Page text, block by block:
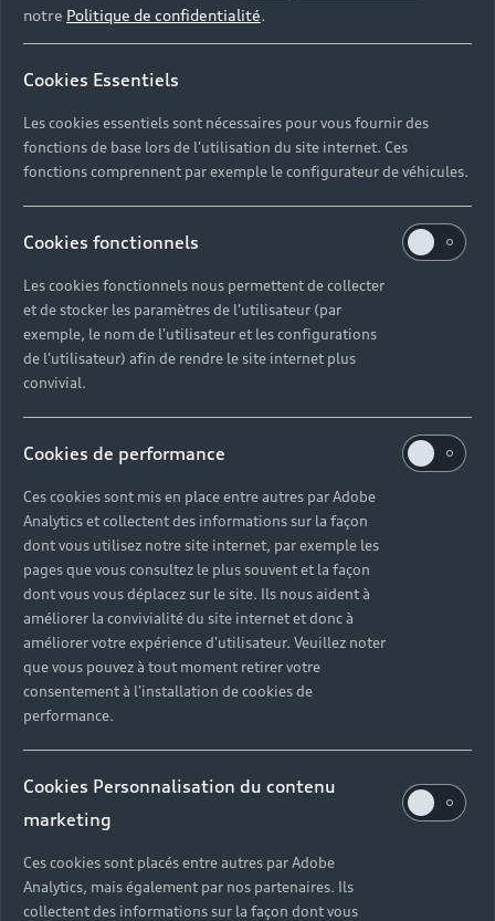
notre Politique de confidentialité.
Cookies Essentiels
Les cookies essentiels sont nécessaires pour vous fournir des
fonctions de base lors de l'utilisation du site internet. Ces
fonctions comprennent par exemple le configurateur de véhicules.
Cookies fonctionnels
Les cookies fonctionnels nous permettent de collecter
et de stocker les paramètres de l'utilisateur (par
exemple, le nom de l'utilisateur et les configurations
de l'utilisateur) afin de rendre le site internet plus
convivial.
Cookies de performance
Ces cookies sont mis en place entre autres par Adobe
Analytics et collectent des informations sur la façon
dont vous utilisez notre site internet, par exemple les
pages que vous consultez le plus souvent et la façon
dont vous vous déplacez sur le site. Ils nous aident à
améliorer la convivialité du site internet et donc à
améliorer votre expérience d'utilisateur. Veuillez noter
que vous pouvez à tout moment retirer votre
consentement à l'installation de cookies de
performance.
Cookies Personnalisation du contenu
marketing
Ces cookies sont placés entre autres par Adobe
Analytics, mais également par nos partenaires. Ils
collectent des informations sur la façon dont vous